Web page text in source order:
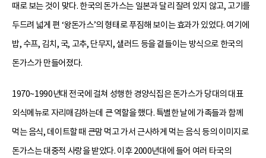
때로 보는 것이 맞다. 한국의 돈가스는 일본과 달리 잘려 있지 않고, 고기를
두드려 넓게 편 ‘왕돈가스’의 형태로 푸짐해 보이는 효과가 있었다. 여기에
밥, 수프, 김치, 국, 고추, 단무지, 샐러드 등을 곁들이는 방식으로 한국의
돈가스가 만들어졌다.
1970~1990년대 전국에 걸쳐 성행한 경양식집은 돈가스가 당대의 대표
외식메뉴로 자리매김하는데 큰 역할을 했다. 특별한 날에 가족들과 함께
먹는 음식, 데이트할 때 큰맘 먹고 가서 근사하게 먹는 음식 등의 이미지로
돈가스는 대중적 사랑을 받았다. 이후 2000년대에 들어 여러 타국의